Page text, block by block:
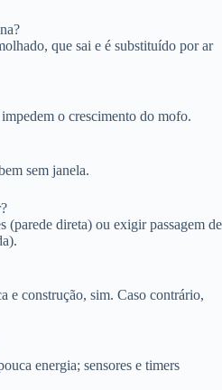
que sai e é substituído por ar
o crescimento do mofo.
sem janela.
(parede direta) ou exigir passagem de
e construção, sim. Caso contrário,
energia; sensores e timers